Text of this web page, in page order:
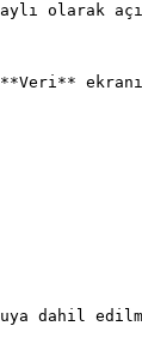
olarak
**Veri**
dahil